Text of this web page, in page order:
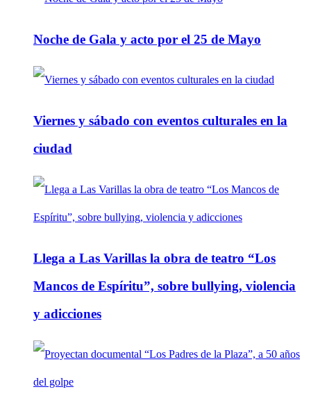
Noche de Gala y acto por el 25 de Mayo
Viernes y sábado con eventos culturales en la
ciudad
Llega a Las Varillas la obra de teatro “Los
Mancos de Espíritu”, sobre bullying, violencia
y adicciones